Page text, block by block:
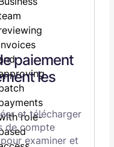
paiement
les
et télécharger
de compte
examiner et